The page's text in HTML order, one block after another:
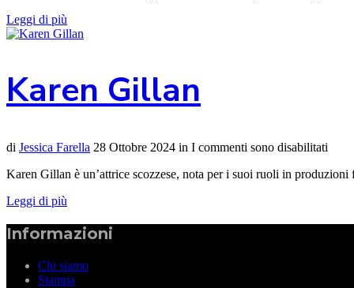
Leggi di più
Karen Gillan
di Jessica Farella 28 Ottobre 2024 in I commenti sono disabilitati
Karen Gillan è un’attrice scozzese, nota per i suoi ruoli in
Leggi di più
Informazioni
Chi siamo
Stampa